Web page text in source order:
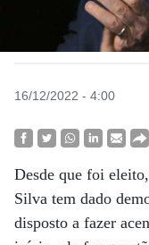
16/12/2022 - 4:00
Desde que foi
Silva tem dado
disposto a fazer